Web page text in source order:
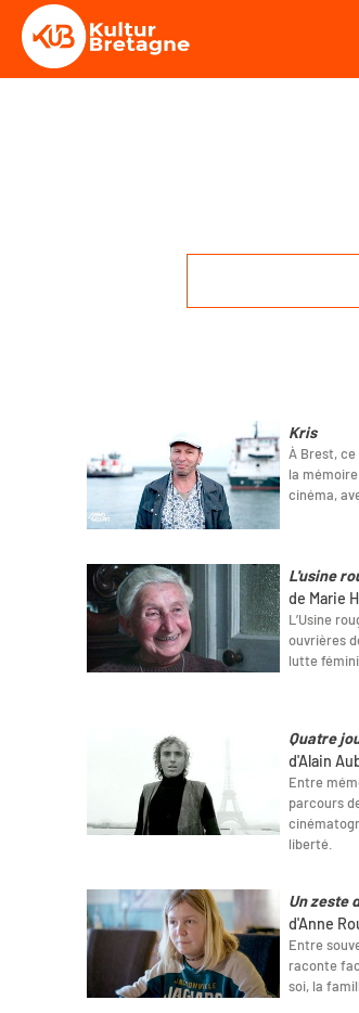
Kris
À Brest,
la
cinéma,
L'usine
de Marie
L’Usine
ouvrières
lutte
Quatre
d'Alain
Entre
parcours
liberté.
Un zeste
d'Anne
Entre
raconte
soi, la